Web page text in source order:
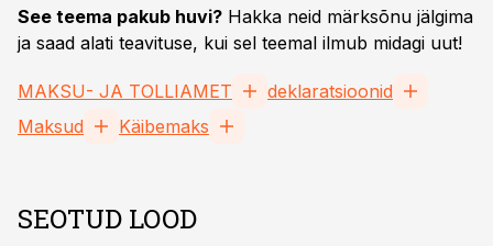
See teema pakub huvi? Hakka neid märksõnu jälgima
ja saad alati teavituse, kui sel teemal ilmub midagi uut!
MAKSU- JA TOLLIAMET
deklaratsioonid
Maksud
Käibemaks
SEOTUD LOOD